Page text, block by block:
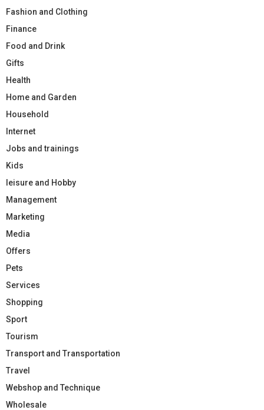
Fashion and Clothing
Finance
Food and Drink
Gifts
Health
Home and Garden
Household
Internet
Jobs and trainings
Kids
leisure and Hobby
Management
Marketing
Media
Offers
Pets
Services
Shopping
Sport
Tourism
Transport and Transportation
Travel
Webshop and Technique
Wholesale